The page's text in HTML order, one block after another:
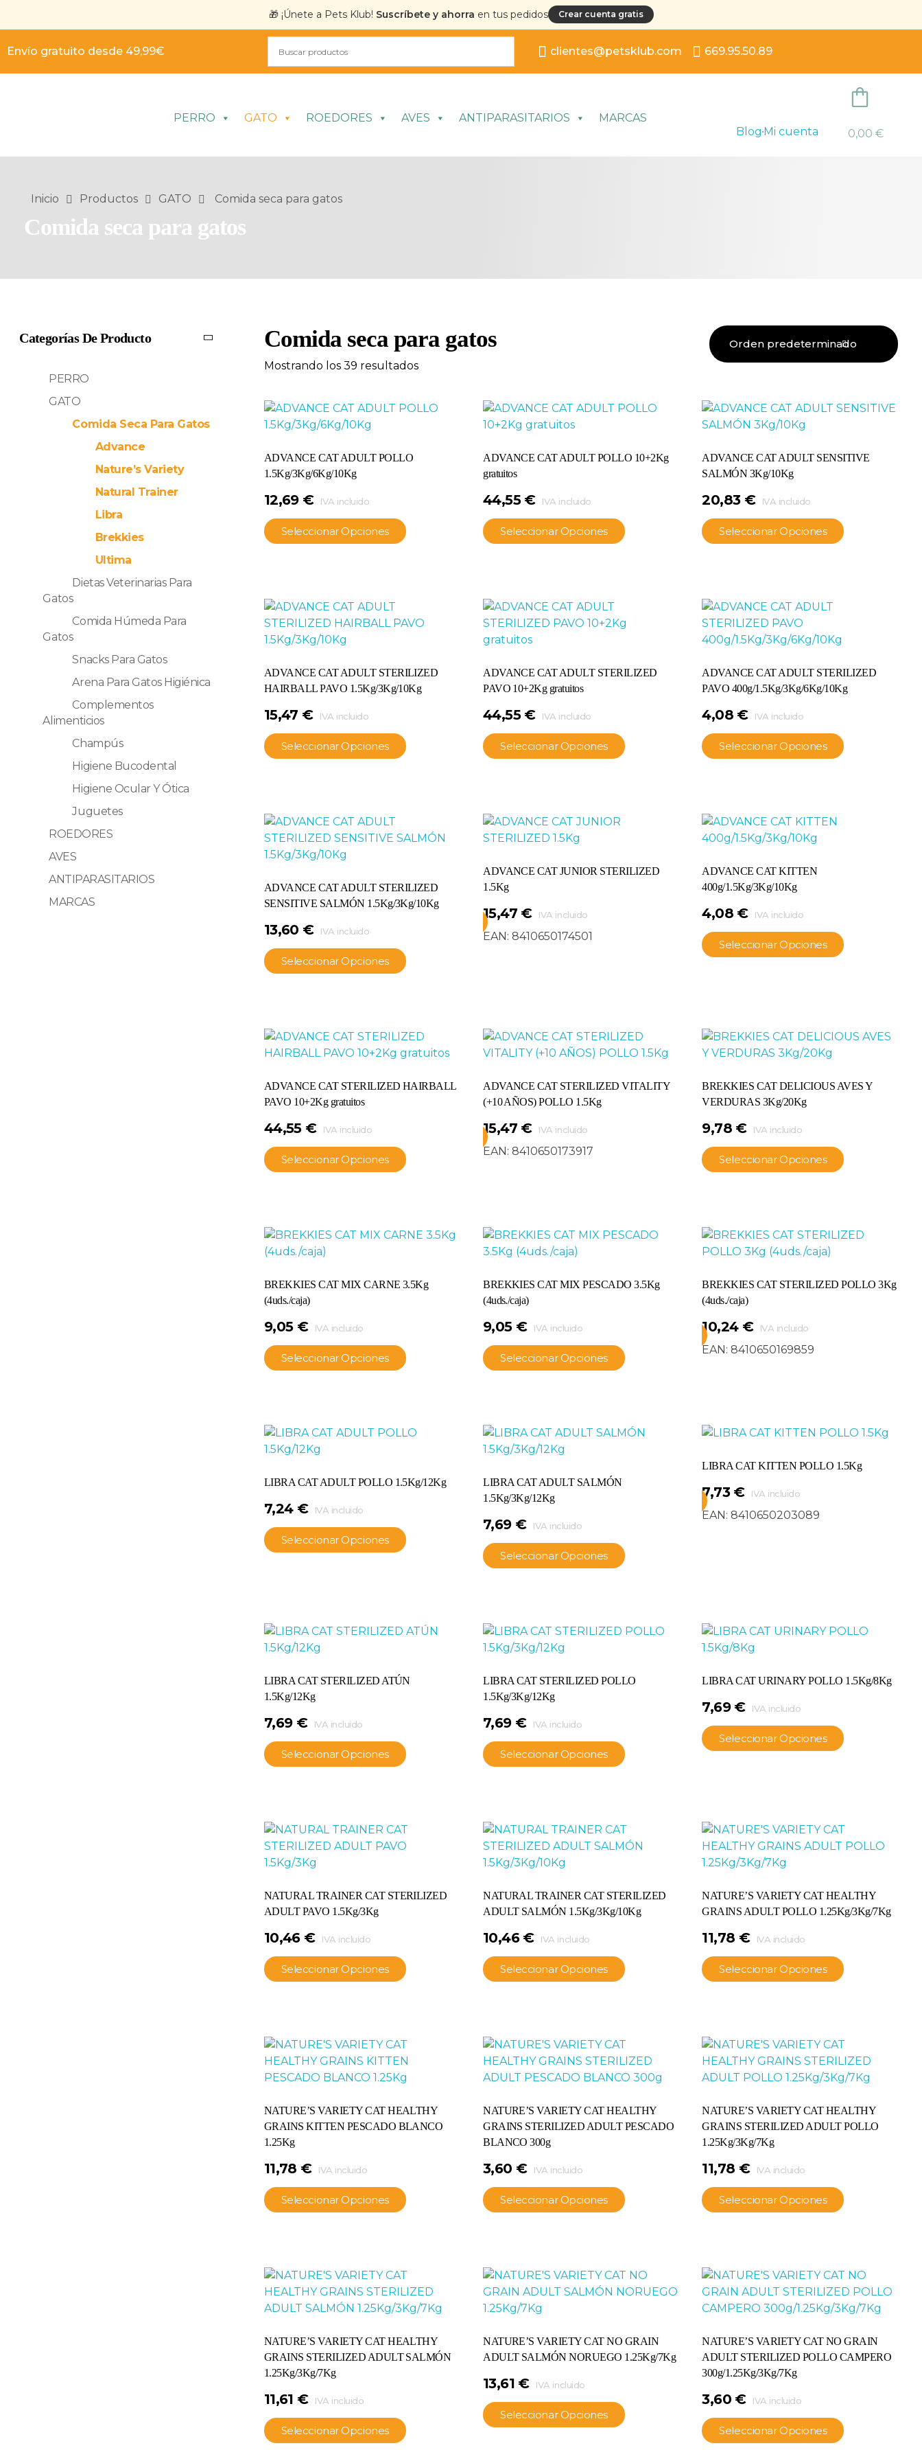
🎁 ¡Únete a Pets Klub! Suscríbete y ahorra en tus pedidos Crear cuenta gratis
Envío gratuito desde 49,99€ clientes@petsklub.com 669.95.50.89
PERRO GATO ROEDORES AVES ANTIPARASITARIOS
MARCAS
Blog Mi cuenta
0,00 €
Inicio Productos GATO Comida seca para gatos
Comida seca para gatos
Comida seca para gatos
Mostrando los 39 resultados
ADVANCE CAT ADULT POLLO
1.5Kg/3Kg/6Kg/10Kg
12,69 € IVA incluido
Seleccionar Opciones
ADVANCE CAT ADULT POLLO 10+2Kg
gratuitos
44,55 € IVA incluido
Seleccionar Opciones
ADVANCE CAT ADULT SENSITIVE
SALMÓN 3Kg/10Kg
20,83 € IVA incluido
Seleccionar Opciones
ADVANCE CAT ADULT STERILIZED
HAIRBALL PAVO 1.5Kg/3Kg/10Kg
15,47 € IVA incluido
Seleccionar Opciones
ADVANCE CAT ADULT STERILIZED
PAVO 10+2Kg gratuitos
44,55 € IVA incluido
Seleccionar Opciones
ADVANCE CAT ADULT STERILIZED
PAVO 400g/1.5Kg/3Kg/6Kg/10Kg
4,08 € IVA incluido
Seleccionar Opciones
ADVANCE CAT ADULT STERILIZED
SENSITIVE SALMÓN 1.5Kg/3Kg/10Kg
13,60 € IVA incluido
Seleccionar Opciones
ADVANCE CAT JUNIOR STERILIZED
1.5Kg
15,47 € IVA incluido
EAN:8410650174501
ADVANCE CAT KITTEN
400g/1.5Kg/3Kg/10Kg
4,08 € IVA incluido
Seleccionar Opciones
ADVANCE CAT STERILIZED HAIRBALL
PAVO 10+2Kg gratuitos
44,55 € IVA incluido
Seleccionar Opciones
ADVANCE CAT STERILIZED VITALITY
(+10 AÑOS) POLLO 1.5Kg
15,47 € IVA incluido
EAN:8410650173917
BREKKIES CAT DELICIOUS AVES Y
VERDURAS 3Kg/20Kg
9,78 € IVA incluido
Seleccionar Opciones
BREKKIES CAT MIX CARNE 3.5Kg
(4uds./caja)
9,05 € IVA incluido
Seleccionar Opciones
BREKKIES CAT MIX PESCADO 3.5Kg
(4uds./caja)
9,05 € IVA incluido
Seleccionar Opciones
BREKKIES CAT STERILIZED POLLO 3Kg
(4uds./caja)
10,24 € IVA incluido
EAN:8410650169859
LIBRA CAT ADULT POLLO 1.5Kg/12Kg
7,24 € IVA incluido
Seleccionar Opciones
LIBRA CAT ADULT SALMÓN
1.5Kg/3Kg/12Kg
7,69 € IVA incluido
Seleccionar Opciones
LIBRA CAT KITTEN POLLO 1.5Kg
7,73 € IVA incluido
EAN:8410650203089
LIBRA CAT STERILIZED ATÚN
1.5Kg/12Kg
7,69 € IVA incluido
Seleccionar Opciones
LIBRA CAT STERILIZED POLLO
1.5Kg/3Kg/12Kg
7,69 € IVA incluido
Seleccionar Opciones
LIBRA CAT URINARY POLLO 1.5Kg/8Kg
7,69 € IVA incluido
Seleccionar Opciones
NATURAL TRAINER CAT STERILIZED
ADULT PAVO 1.5Kg/3Kg
10,46 € IVA incluido
Seleccionar Opciones
NATURAL TRAINER CAT STERILIZED
ADULT SALMÓN 1.5Kg/3Kg/10Kg
10,46 € IVA incluido
Seleccionar Opciones
NATURE’S VARIETY CAT HEALTHY
GRAINS ADULT POLLO 1.25Kg/3Kg/7Kg
11,78 € IVA incluido
Seleccionar Opciones
NATURE’S VARIETY CAT HEALTHY
GRAINS KITTEN PESCADO BLANCO
1.25Kg
11,78 € IVA incluido
Seleccionar Opciones
NATURE’S VARIETY CAT HEALTHY
GRAINS STERILIZED ADULT PESCADO
BLANCO 300g
3,60 € IVA incluido
Seleccionar Opciones
NATURE’S VARIETY CAT HEALTHY
GRAINS STERILIZED ADULT POLLO
1.25Kg/3Kg/7Kg
11,78 € IVA incluido
Seleccionar Opciones
NATURE’S VARIETY CAT HEALTHY
GRAINS STERILIZED ADULT SALMÓN
1.25Kg/3Kg/7Kg
11,61 € IVA incluido
Seleccionar Opciones
NATURE’S VARIETY CAT NO GRAIN
ADULT SALMÓN NORUEGO 1.25Kg/7Kg
13,61 € IVA incluido
Seleccionar Opciones
NATURE’S VARIETY CAT NO GRAIN
ADULT STERILIZED POLLO CAMPERO
300g/1.25Kg/3Kg/7Kg
3,60 € IVA incluido
Seleccionar Opciones
Categorías De Producto
PERRO
GATO
Comida Seca Para Gatos
Advance
Nature’s Variety
Natural Trainer
Libra
Brekkies
Ultima
Dietas Veterinarias Para
Gatos
Comida Húmeda Para
Gatos
Snacks Para Gatos
Arena Para Gatos Higiénica
Complementos
Alimenticios
Champús
Higiene Bucodental
Higiene Ocular Y Ótica
Juguetes
ROEDORES
AVES
ANTIPARASITARIOS
MARCAS